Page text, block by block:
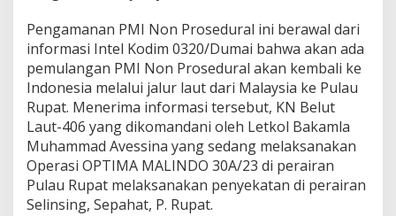
Pengamanan PMI Non Prosedural ini berawal dari
informasi Intel Kodim 0320/Dumai bahwa akan ada
pemulangan PMI Non Prosedural akan kembali ke
Indonesia melalui jalur laut dari Malaysia ke Pulau
Rupat. Menerima informasi tersebut, KN Belut
Laut-406 yang dikomandani oleh Letkol Bakamla
Muhammad Avessina yang sedang melaksanakan
Operasi OPTIMA MALINDO 30A/23 di perairan
Pulau Rupat melaksanakan penyekatan di perairan
Selinsing, Sepahat, P. Rupat.